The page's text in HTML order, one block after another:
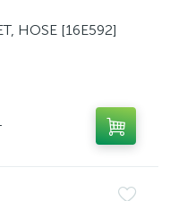
HOSE [16E592]